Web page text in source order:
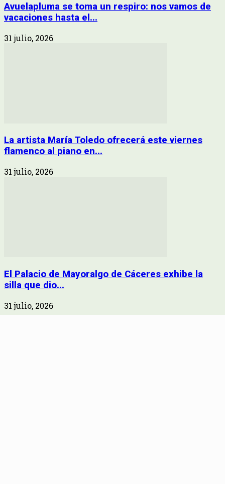
Avuelapluma se toma un respiro: nos vamos de
vacaciones hasta el...
31 julio, 2026
La artista María Toledo ofrecerá este viernes
flamenco al piano en...
31 julio, 2026
El Palacio de Mayoralgo de Cáceres exhibe la
silla que dio...
31 julio, 2026